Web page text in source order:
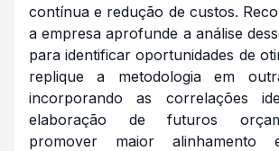
contínua e redução de custos.
a empresa aprofunde a análise
para identificar oportunidades de
replique a metodologia em
incorporando as correlações
elaboração de futuros
promover maior alinhamento